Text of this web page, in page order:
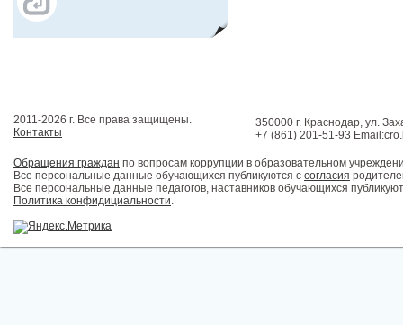
2011-2026 г. Все права защищены.
Контакты
350000 г. Краснодар, ул.
+7 (861) 201-51-93
Обращения граждан по вопросам коррупции в образовательном
Все персональные данные обучающихся публикуются с согласия
Все персональные данные педагогов, наставников обучающихся
Политика конфидициальности.